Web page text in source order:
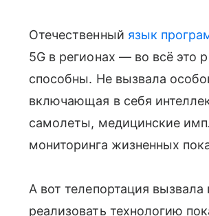
Отечественный язык
5G в регионах — во всё это
способны. Не вызвала
включающая в себя
самолеты, медицинские
мониторинга жизненных
А вот телепортация
реализовать технологию